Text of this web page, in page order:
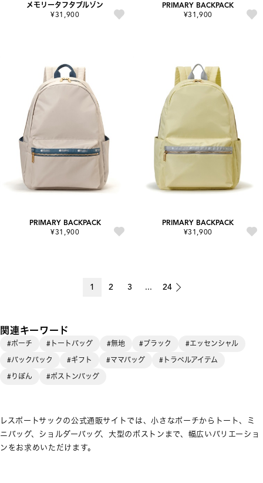
メモリータフタブルゾン
¥31,900
PRIMARY BACKPACK
¥31,900
PRIMARY BACKPACK
¥31,900
PRIMARY BACKPACK
¥31,900
1 2 3 ... 24
関連キーワード
#ポーチ #トートバッグ #無地 #ブラック
#エッセンシャル
#バックパック
#ギフト #ママバッグ
#トラベルアイテム
#りぼん
#ボストンバッグ
レスポートサックの公式通販サイトでは、小さなポーチからトート、ミ
ニバッグ、ショルダーバッグ、大型のボストンまで、幅広いバリエーショ
ンをお求めいただけます。